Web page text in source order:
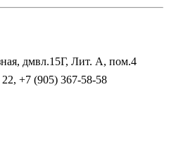
дмвл.15Г, Лит. А, пом.4
+7 (905) 367-58-58